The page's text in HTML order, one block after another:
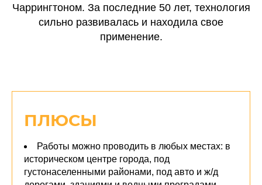
Чаррингтоном. За последние 50 лет, технология
сильно развивалась и находила свое
применение.
ПЛЮСЫ
Работы можно проводить в любых местах: в
историческом центре города, под
густонаселенными районами, под авто и ж/д